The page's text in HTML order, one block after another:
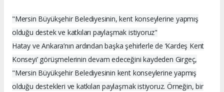
"Mersin Büyükşehir Belediyesinin, kent konseylerine yapmış
olduğu destek ve katkıları paylaşmak istiyoruz"
Hatay ve Ankara’nın ardından başka şehirlerle de ‘Kardeş Kent
Konseyi’ görüşmelerinin devam edeceğini kaydeden Girgeç,
"Mersin Büyükşehir Belediyesinin kent konseylerine yapmış
olduğu destekleri ve katkıları paylaşmak istiyoruz. Örneğin, bir